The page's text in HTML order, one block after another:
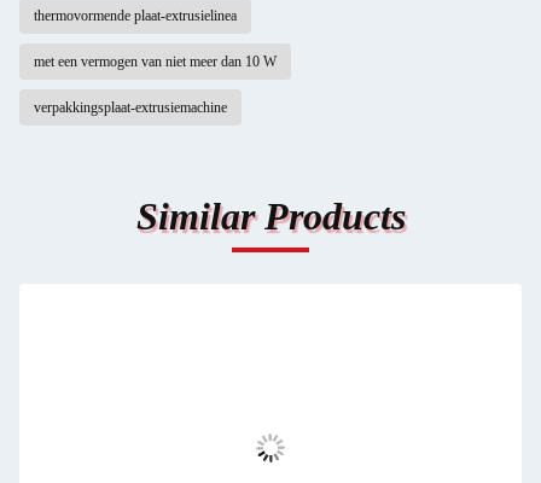
thermovormende plaat-extrusielinea
met een vermogen van niet meer dan 10 W
verpakkingsplaat-extrusiemachine
Similar Products